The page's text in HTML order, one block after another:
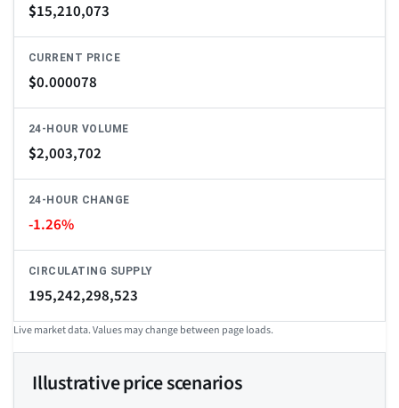
$15,210,073
CURRENT PRICE
$0.000078
24-HOUR VOLUME
$2,003,702
24-HOUR CHANGE
-1.26%
CIRCULATING SUPPLY
195,242,298,523
Live market data. Values may change between page loads.
Illustrative price scenarios